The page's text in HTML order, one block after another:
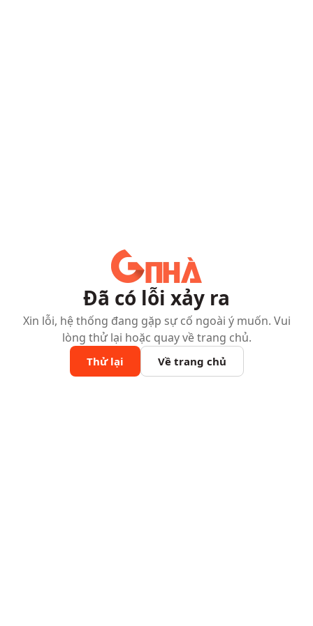
Đã có lỗi xảy ra
Xin lỗi, hệ thống đang gặp sự cố ngoài ý muốn. Vui
lòng thử lại hoặc quay về trang chủ.
Thử lại Về trang chủ